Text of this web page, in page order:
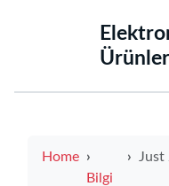
Home
Bilgi
Just 2